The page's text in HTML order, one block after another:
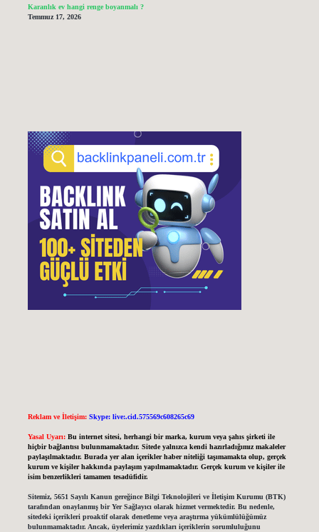
Karanlık ev hangi renge boyanmalı ?
Temmuz 17, 2026
Reklam ve İletişim: Skype: live:.cid.575569c608265c69
Yasal Uyarı: Bu internet sitesi, herhangi bir marka, kurum veya şahıs şirketi ile
hiçbir bağlantısı bulunmamaktadır. Sitede yalnızca kendi hazırladığımız makaleler
paylaşılmaktadır. Burada yer alan içerikler haber niteliği taşımamakta olup, gerçek
kurum ve kişiler hakkında paylaşım yapılmamaktadır. Gerçek kurum ve kişiler ile
isim benzerlikleri tamamen tesadüfidir.
Sitemiz, 5651 Sayılı Kanun gereğince Bilgi Teknolojileri ve İletişim Kurumu (BTK)
tarafından onaylanmış bir Yer Sağlayıcı olarak hizmet vermektedir. Bu nedenle,
sitedeki içerikleri proaktif olarak denetleme veya araştırma yükümlülüğümüz
bulunmamaktadır. Ancak, üyelerimiz yazdıkları içeriklerin sorumluluğunu